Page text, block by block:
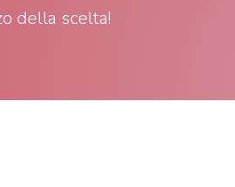
della scelta!